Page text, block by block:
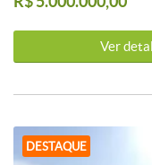
33 92 Ha 339.200 M -
julho Dois Mil e Vinte e
Ver
DESTAQUE